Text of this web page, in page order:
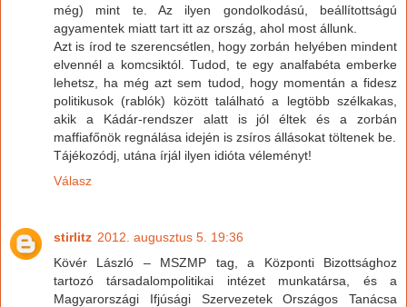
még) mint te. Az ilyen gondolkodású, beállítottságú
agyamentek miatt tart itt az ország, ahol most állunk.
Azt is írod te szerencsétlen, hogy zorbán helyében mindent
elvennél a komcsiktól. Tudod, te egy analfabéta emberke
lehetsz, ha még azt sem tudod, hogy momentán a fidesz
politikusok (rablók) között található a legtöbb szélkakas,
akik a Kádár-rendszer alatt is jól éltek és a zorbán
maffiafőnök regnálása idején is zsíros állásokat töltenek be.
Tájékozódj, utána írjál ilyen idióta véleményt!
Válasz
stirlitz 2012. augusztus 5. 19:36
Kövér László – MSZMP tag, a Központi Bizottsághoz
tartozó társadalompolitikai intézet munkatársa, és a
Magyarországi Ifjúsági Szervezetek Országos Tanácsa